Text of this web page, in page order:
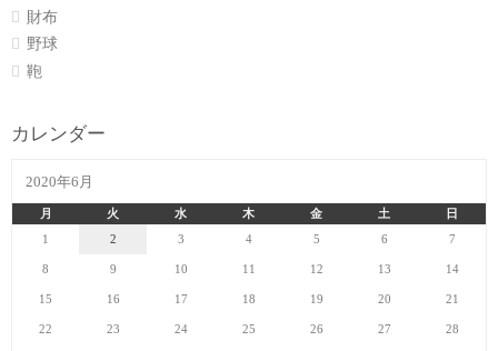
財布
野球
鞄
カレンダー
2020年6月
月 火 水 木 金 土
日
1
2 3 4 5 6 7
8 9 10 11 12 13 14
15 16 17 18 19 20 21
22 23 24 25 26 27 28